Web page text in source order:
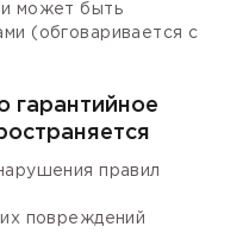
может быть
(обговаривается с
гарантийное
правил
повреждений